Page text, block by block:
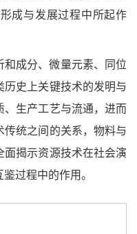
成与发展过程中所起作
成分、微量元素、同位
史上关键技术的发明与
生产工艺与流通，进而
统之间的关系，物料与
面揭示资源技术在社会演
过程中的作用。